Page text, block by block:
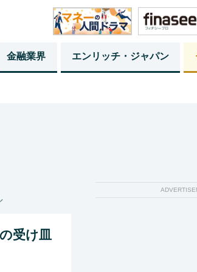
金融業界 エンリッチ・ジャパン
受け皿